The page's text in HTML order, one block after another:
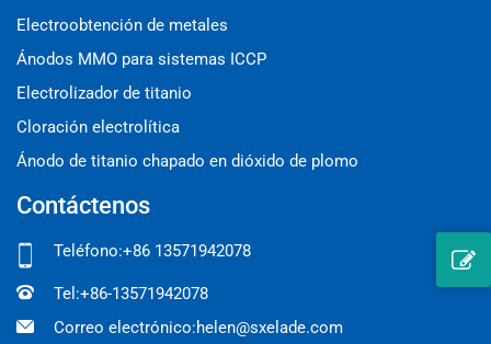
Electroobtención de metales
Ánodos MMO para sistemas ICCP
Electrolizador de titanio
Cloración electrolítica
Ánodo de titanio chapado en dióxido de plomo
Contáctenos
Teléfono:+86 13571942078
Tel:+86-13571942078
Correo electrónico:helen@sxelade.com